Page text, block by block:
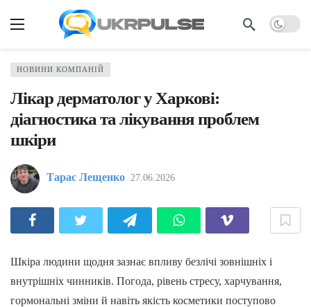
НОВИНИ КОМПАНІЙ
Лікар дерматолог у Харкові:
діагностика та лікування проблем
шкіри
Тарас Лещенко 27.06.2026
Шкіра людини щодня зазнає впливу безлічі зовнішніх і
внутрішніх чинників. Погода, рівень стресу, харчування,
гормональні зміни й навіть якість косметики поступово